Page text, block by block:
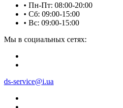
• Пн-Пт: 08:00-20:00
• Сб: 09:00-15:00
• Вс: 09:00-15:00
Мы в социальных сетях:
ds-service@i.ua